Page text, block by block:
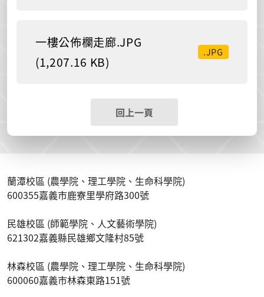
一樓公佈欄走廊.JPG
(1,207.16 KB)
.JPG
回上一頁
蘭潭校區 (農學院、理工學院、生命科學院)
600355嘉義市鹿寮里學府路300號
民雄校區 (師範學院、人文藝術學院)
621302嘉義縣民雄鄉文隆村85號
林森校區 (農學院、理工學院、生命科學院)
600060嘉義市林森東路151號